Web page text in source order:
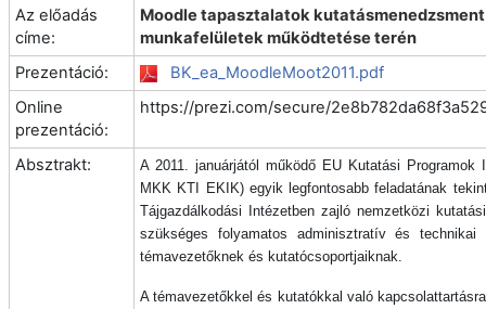
Az előadás
címe:
Moodle tapasztalatok
munkafelületek működtetése terén
Prezentáció:
BK_ea_MoodleMoot2011.pdf
Online
prezentáció:
https://prezi.com/secure/
Absztrakt:
A 2011. januárjától működő EU Kutatási Programok
MKK KTI EKIK) egyik legfontosabb feladatának
Tájgazdálkodási Intézetben zajló nemzetközi
szükséges folyamatos adminisztratív és technikai
témavezetőknek és kutatócsoportjaiknak.
A témavezetőkkel és kutatókkal való